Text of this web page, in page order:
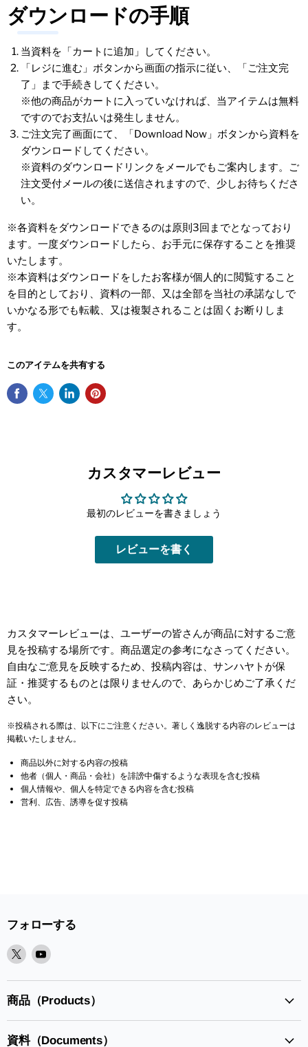
ダウンロードの手順
当資料を「カートに追加」してください。
「レジに進む」ボタンから画面の指示に従い、「ご注文完
了」まで手続きしてください。
※他の商品がカートに入っていなければ、当アイテムは無料
ですのでお支払いは発生しません。
ご注文完了画面にて、「Download Now」ボタンから資料を
ダウンロードしてください。
※資料のダウンロードリンクをメールでもご案内します。ご
注文受付メールの後に送信されますので、少しお待ちくださ
い。
※各資料をダウンロードできるのは原則3回までとなっており
ます。一度ダウンロードしたら、お手元に保存することを推奨
いたします。
※本資料はダウンロードをしたお客様が個人的に閲覧すること
を目的としており、資料の一部、又は全部を当社の承諾なしで
いかなる形でも転載、又は複製されることは固くお断りしま
す。
このアイテムを共有する
カスタマーレビュー
最初のレビューを書きましょう
レビューを書く
カスタマーレビューは、ユーザーの皆さんが商品に対するご意
見を投稿する場所です。商品選定の参考になさってください。
自由なご意見を反映するため、投稿内容は、サンハヤトが保
証・推奨するものとは限りませんので、あらかじめご了承くだ
さい。
※投稿される際は、以下にご注意ください。著しく逸脱する内容のレビューは
掲載いたしません。
商品以外に対する内容の投稿
他者（個人・商品・会社）を誹謗中傷するような表現を含む投稿
個人情報や、個人を特定できる内容を含む投稿
営利、広告、誘導を促す投稿
フォローする
X
見
つ
く
Youtube
見
つ
く
商品（Products）
資料（Documents）